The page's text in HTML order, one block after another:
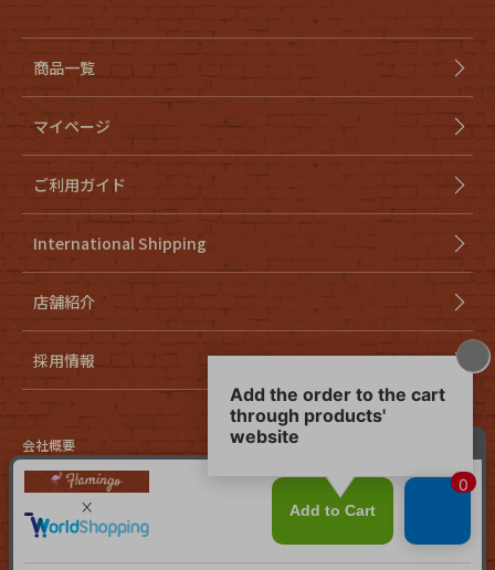
商品一覧
マイページ
ご利用ガイド
International Shipping
店舗紹介
採用情報
会社概要
特定商取引法に基づく表示
個人情報取り扱いについて
cookieについて
お問い合わせ